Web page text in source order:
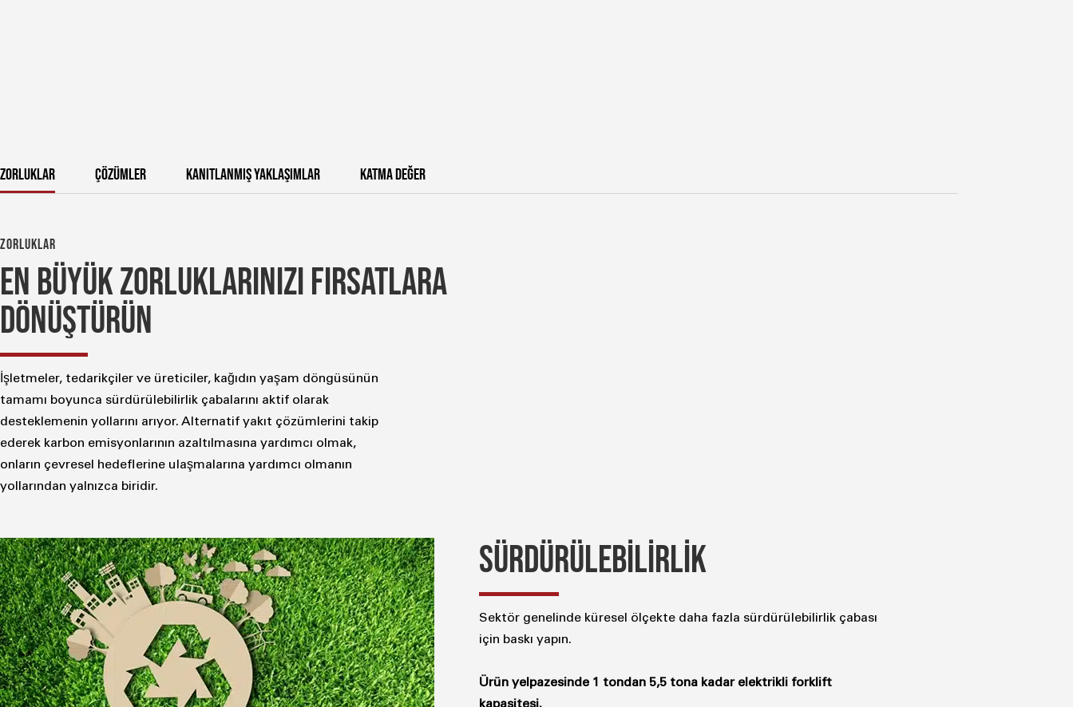
ZORLUKLAR ÇÖZÜMLER KANITLANMIŞ YAKLAŞIMLAR KATMA DEĞER
ZORLUKLAR
EN BÜYÜK ZORLUKLARINIZI FIRSATLARA
DÖNÜŞTÜRÜN
İşletmeler, tedarikçiler ve üreticiler, kağıdın yaşam döngüsünün
tamamı boyunca sürdürülebilirlik çabalarını aktif olarak
desteklemenin yollarını arıyor. Alternatif yakıt çözümlerini takip
ederek karbon emisyonlarının azaltılmasına yardımcı olmak,
onların çevresel hedeflerine ulaşmalarına yardımcı olmanın
yollarından yalnızca biridir.
SÜRDÜRÜLEBİLİRLİK
Sektör genelinde küresel ölçekte daha fazla sürdürülebilirlik çabası
için baskı yapın.
Ürün yelpazesinde 1 tondan 5,5 tona kadar elektrikli forklift